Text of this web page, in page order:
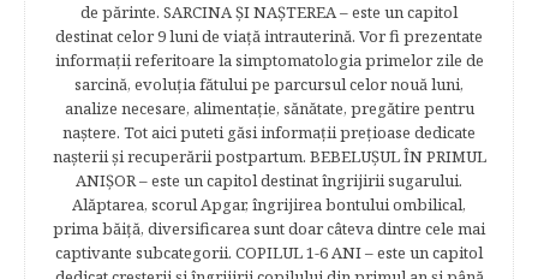
de părinte. SARCINA ŞI NAŞTEREA – este un capitol
destinat celor 9 luni de viaţă intrauterină. Vor fi prezentate
informaţii referitoare la simptomatologia primelor zile de
sarcină, evoluţia fătului pe parcursul celor nouă luni,
analize necesare, alimentaţie, sănătate, pregătire pentru
naştere. Tot aici puteti găsi informaţii preţioase dedicate
naşterii şi recuperării postpartum. BEBELUŞUL ÎN PRIMUL
ANIŞOR – este un capitol destinat îngrijirii sugarului.
Alăptarea, scorul Apgar, îngrijirea bontului ombilical,
prima băiţă, diversificarea sunt doar câteva dintre cele mai
captivante subcategorii. COPILUL 1-6 ANI – este un capitol